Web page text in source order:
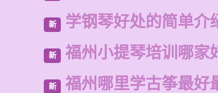
新 学钢琴好处的简单介
新 福州小提琴培训哪家
新 福州哪里学古筝最好